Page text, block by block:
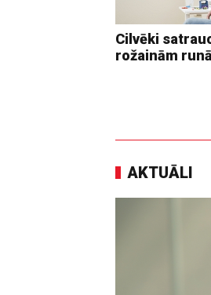
Cilvēki
rožainām
AKTUĀLI